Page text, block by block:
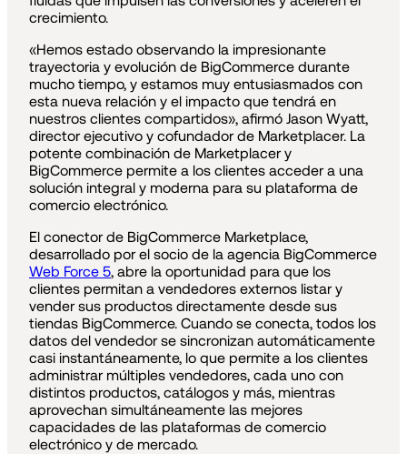
crecimiento.
«Hemos estado observando la impresionante
trayectoria y evolución de BigCommerce durante
mucho tiempo, y estamos muy entusiasmados con
esta nueva relación y el impacto que tendrá en
nuestros clientes compartidos», afirmó Jason Wyatt,
director ejecutivo y cofundador de Marketplacer. La
potente combinación de Marketplacer y
BigCommerce permite a los clientes acceder a una
solución integral y moderna para su plataforma de
comercio electrónico.
El conector de BigCommerce Marketplace,
desarrollado por el socio de la agencia BigCommerce
Web Force 5, abre la oportunidad para que los
clientes permitan a vendedores externos listar y
vender sus productos directamente desde sus
tiendas BigCommerce. Cuando se conecta, todos los
datos del vendedor se sincronizan automáticamente
casi instantáneamente, lo que permite a los clientes
administrar múltiples vendedores, cada uno con
distintos productos, catálogos y más, mientras
aprovechan simultáneamente las mejores
capacidades de las plataformas de comercio
electrónico y de mercado.